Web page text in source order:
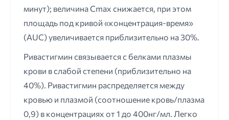
минут); величина Cmax снижается, при этом
площадь под кривой «концентрация-время»
(AUC) увеличивается приблизительно на 30%.
Ривастигмин связывается с белками плазмы
крови в слабой степени (приблизительно на
40%). Ривастигмин распределяется между
кровью и плазмой (соотношение кровь/плазма
0,9) в концентрациях от 1 до 400нг/мл. Легко